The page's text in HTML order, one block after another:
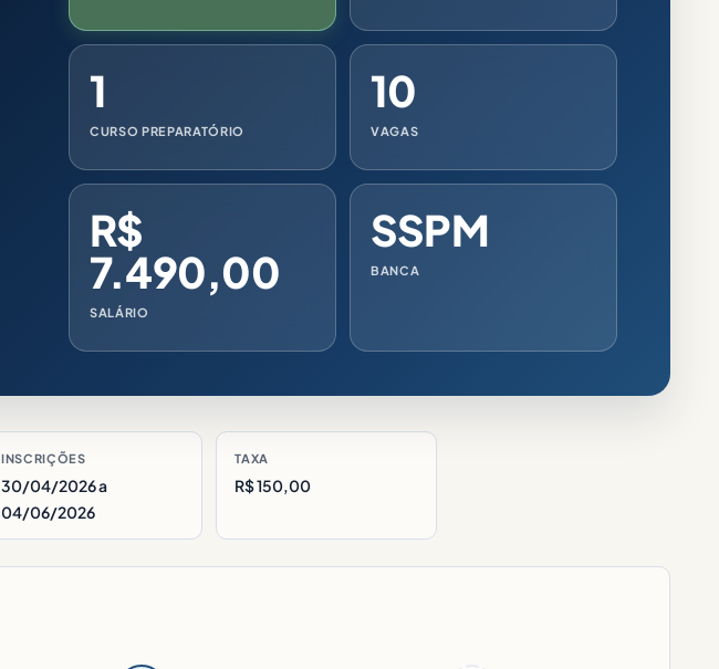
1
CURSO PREPARATÓRIO
10
VAGAS
R$
7.490,00
SALÁRIO
SSPM
BANCA
INSCRIÇÕES
30/04/2026 a
04/06/2026
TAXA
R$ 150,00